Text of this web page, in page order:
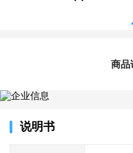
商品
说明书